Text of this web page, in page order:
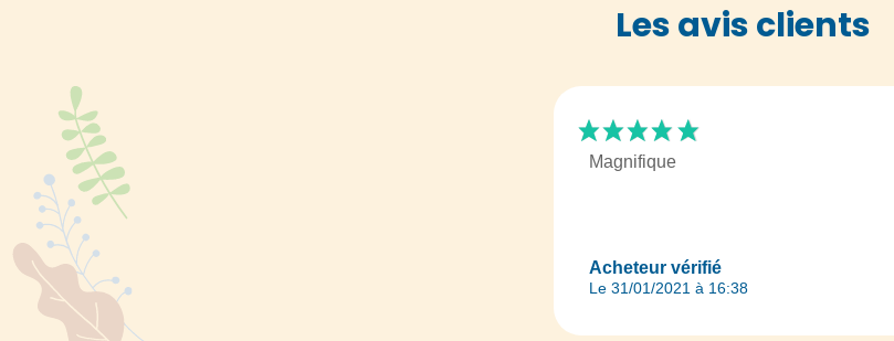
Les avis clients
Acheteur vérifié
Le 31/01/2021 à 16:38
Magnifique